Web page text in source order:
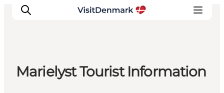
Marielyst Tourist Information